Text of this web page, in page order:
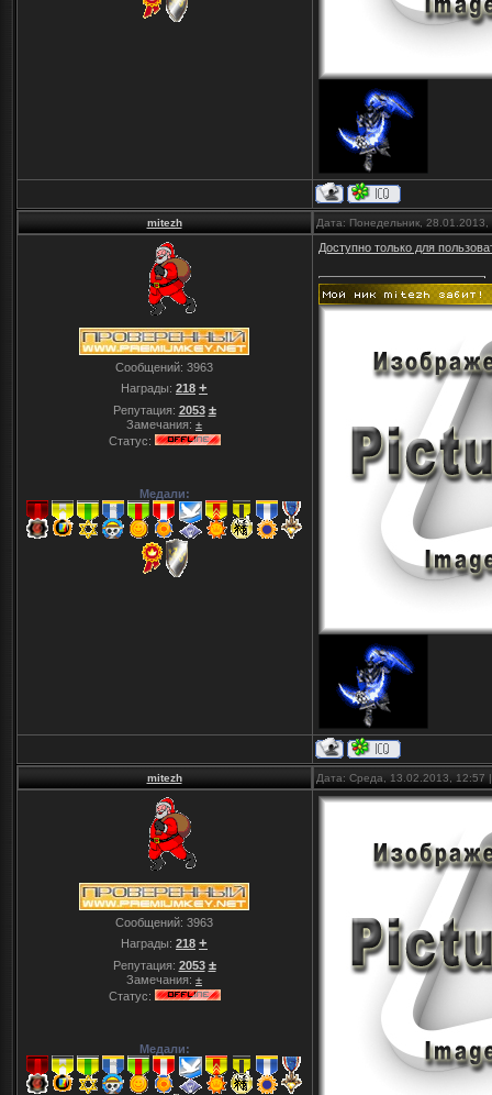
mitezh Дата: Понедельник,
Сообщений: 3963
Награды: 218 +
Репутация: 2053 ±
Замечания: ±
Статус:
Медали:
Доступно только для
mitezh Дата: Среда, 13.02.2013,
Сообщений: 3963
Награды: 218 +
Репутация: 2053 ±
Замечания: ±
Статус:
Медали: